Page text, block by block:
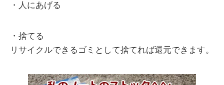
・人にあげる
・捨てる
リサイクルできるゴミとして捨てれば還元できます。